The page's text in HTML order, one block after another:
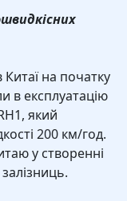
Китаї на початку
в експлуатацію
який
200 км/год.
у створенні